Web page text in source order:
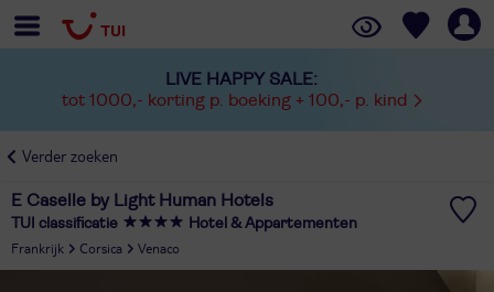
LIVE HAPPY SALE:
tot 1000,- korting p. boeking + 100,- p. kind
Verder zoeken
E Caselle by Light Human Hotels
TUI classificatie Hotel & Appartementen
Frankrijk Corsica Venaco